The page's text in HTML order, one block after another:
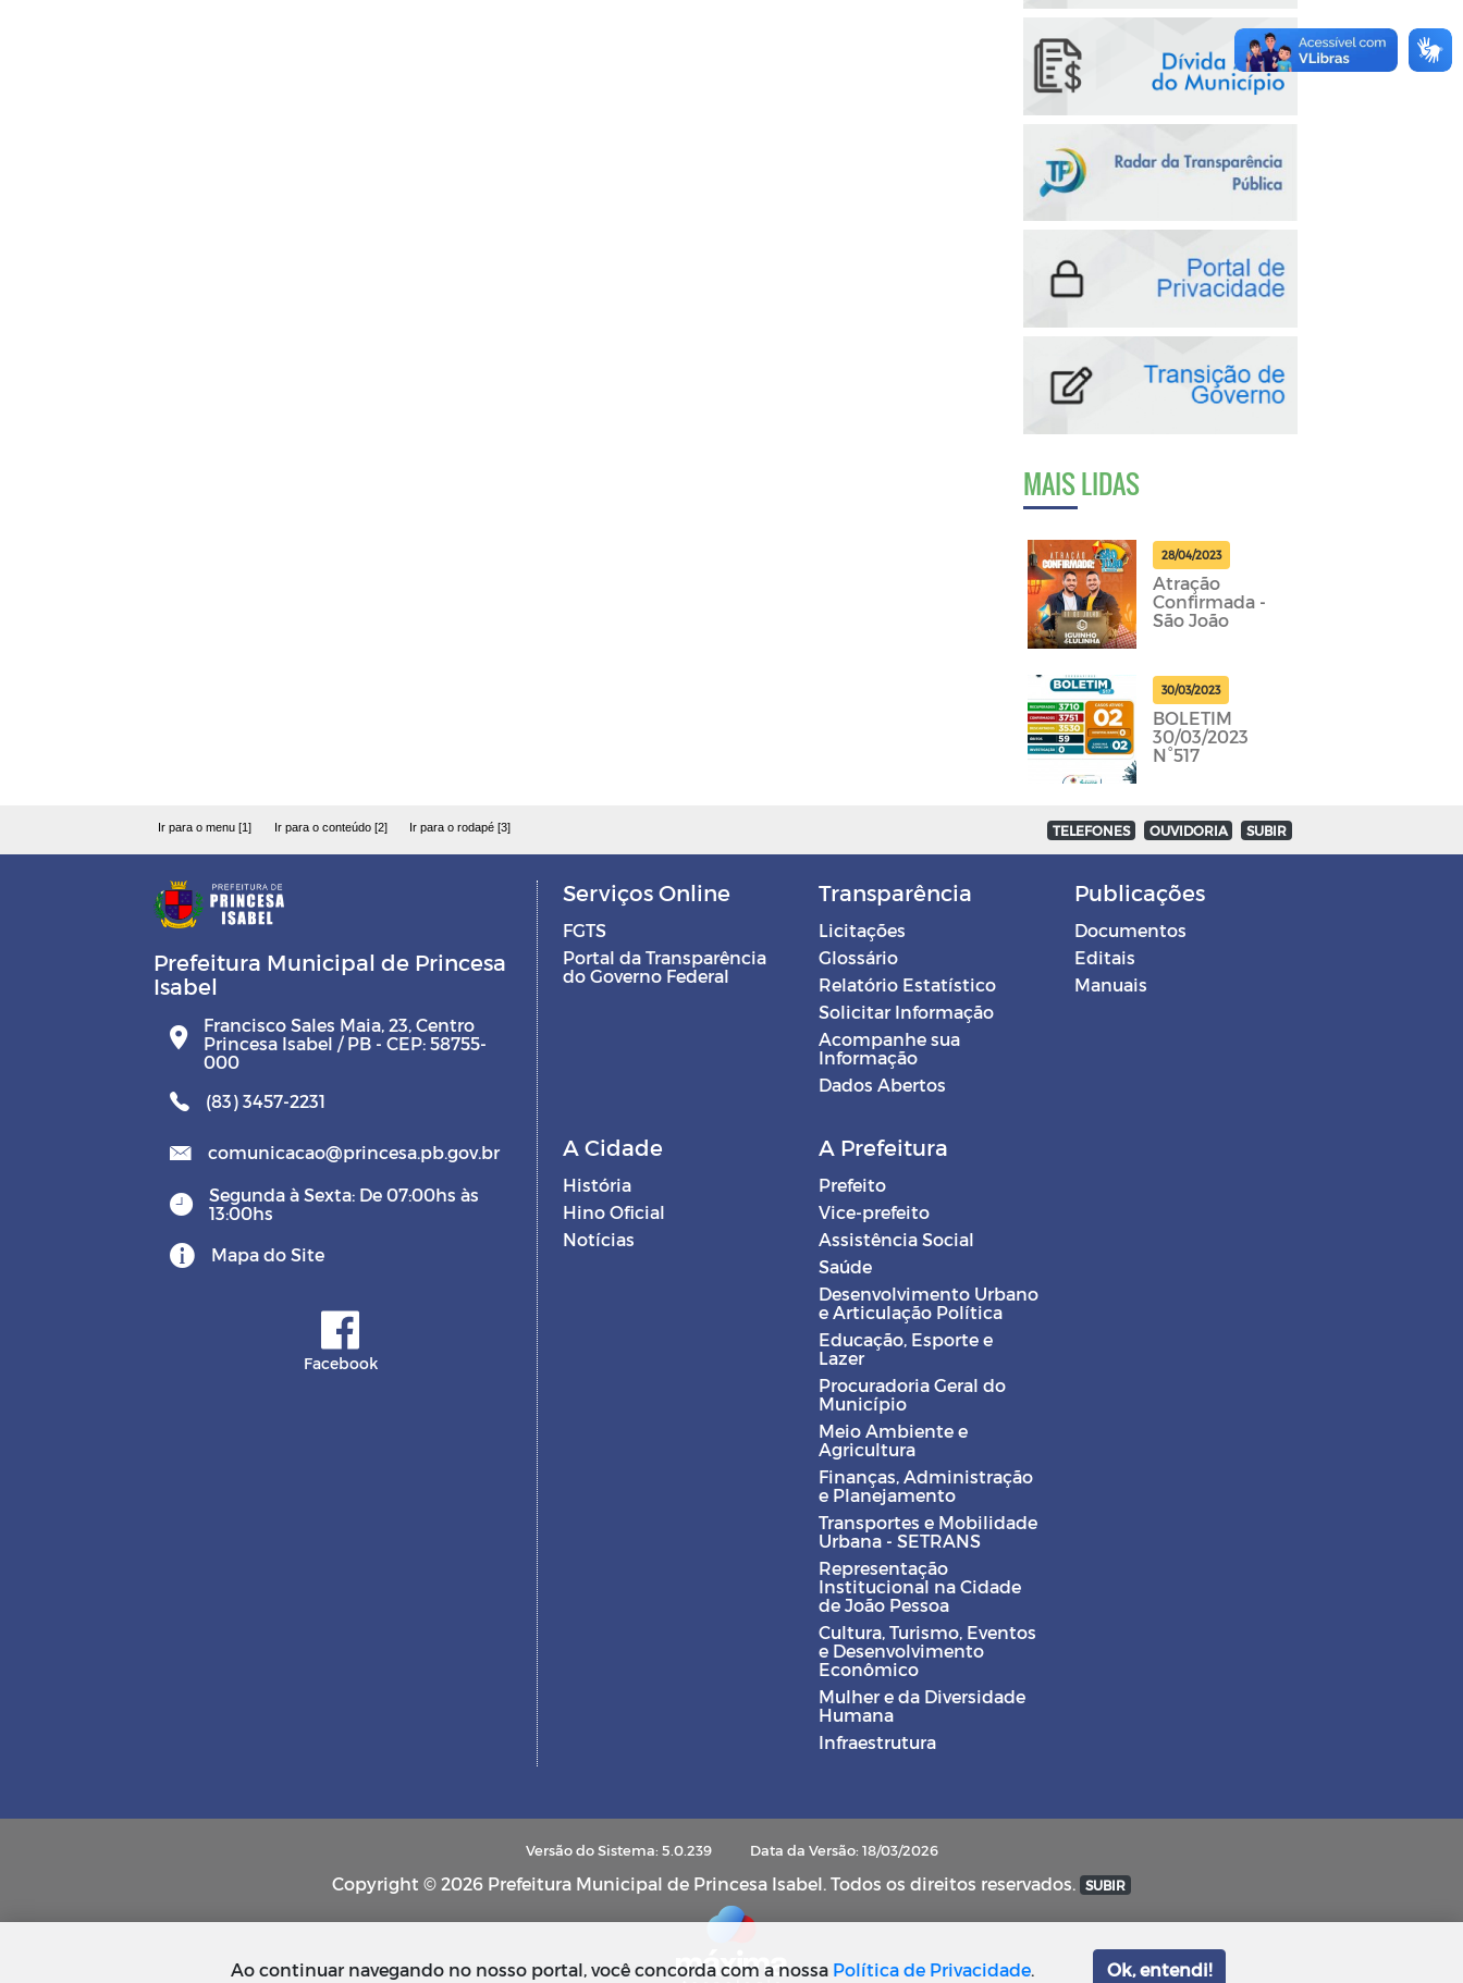
MAIS LIDAS
28/04/2023
Atração
Confirmada -
São João
30/03/2023
BOLETIM
30/03/2023
N°517
Ir para o menu [1] Ir para o conteúdo [2] Ir para o rodapé [3] TELEFONES OUVIDORIA SUBIR
Prefeitura Municipal de Princesa
Isabel
Francisco Sales Maia, 23, Centro
Princesa Isabel / PB - CEP: 58755-
000
(83) 3457-2231
comunicacao@princesa.pb.gov.br
Segunda à Sexta: De 07:00hs às
13:00hs
Mapa do Site
Facebook
Serviços Online
FGTS
Portal da Transparência
do Governo Federal
Transparência
Licitações
Glossário
Relatório Estatístico
Solicitar Informação
Acompanhe sua
Informação
Dados Abertos
Publicações
Documentos
Editais
Manuais
A Cidade
História
Hino Oficial
Notícias
A Prefeitura
Prefeito
Vice-prefeito
Assistência Social
Saúde
Desenvolvimento Urbano
e Articulação Política
Educação, Esporte e
Lazer
Procuradoria Geral do
Município
Meio Ambiente e
Agricultura
Finanças, Administração
e Planejamento
Transportes e Mobilidade
Urbana - SETRANS
Representação
Institucional na Cidade
de João Pessoa
Cultura, Turismo, Eventos
e Desenvolvimento
Econômico
Mulher e da Diversidade
Humana
Infraestrutura
Versão do Sistema: 5.0.239 Data da Versão: 18/03/2026
Copyright © 2026 Prefeitura Municipal de Princesa Isabel. Todos os direitos reservados. SUBIR
Ao continuar navegando no nosso portal, você concorda com a nossa Política de Privacidade. Ok, entendi!